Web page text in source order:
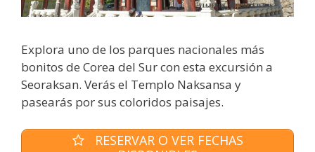
Explora uno de los parques nacionales más
bonitos de Corea del Sur con esta excursión a
Seoraksan. Verás el Templo Naksansa y
pasearás por sus coloridos paisajes.
RESERVAR O VER FECHAS